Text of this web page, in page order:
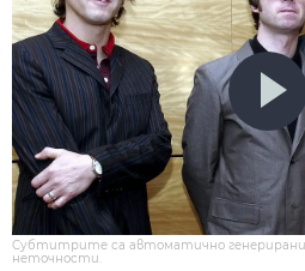
Субтитрите са автоматично
неточности.